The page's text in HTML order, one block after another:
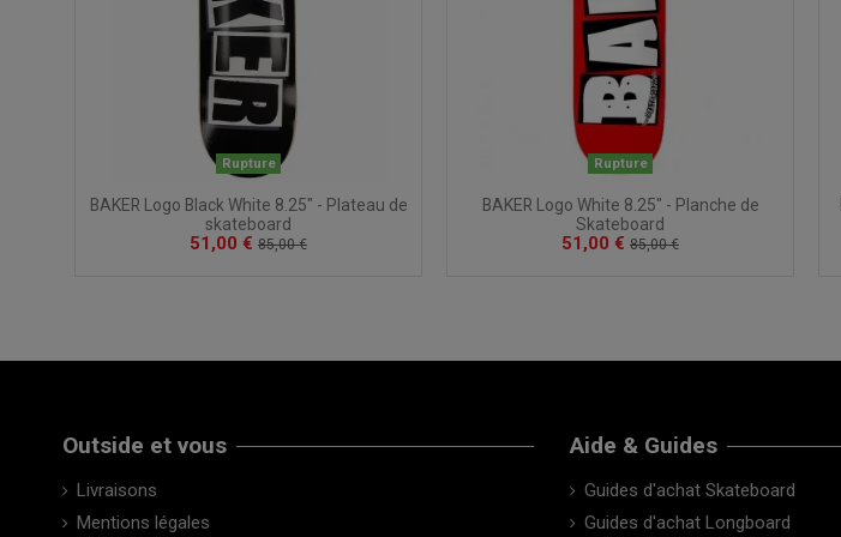
Rupture
BAKER Logo Black White 8.25" - Plateau de
skateboard
51,00 € 85,00 €
Rupture
BAKER Logo White 8.25" - Planche de
Skateboard
51,00 € 85,00 €
Outside et vous
Livraisons
Mentions légales
Aide & Guides
Guides d'achat Skateboard
Guides d'achat Longboard